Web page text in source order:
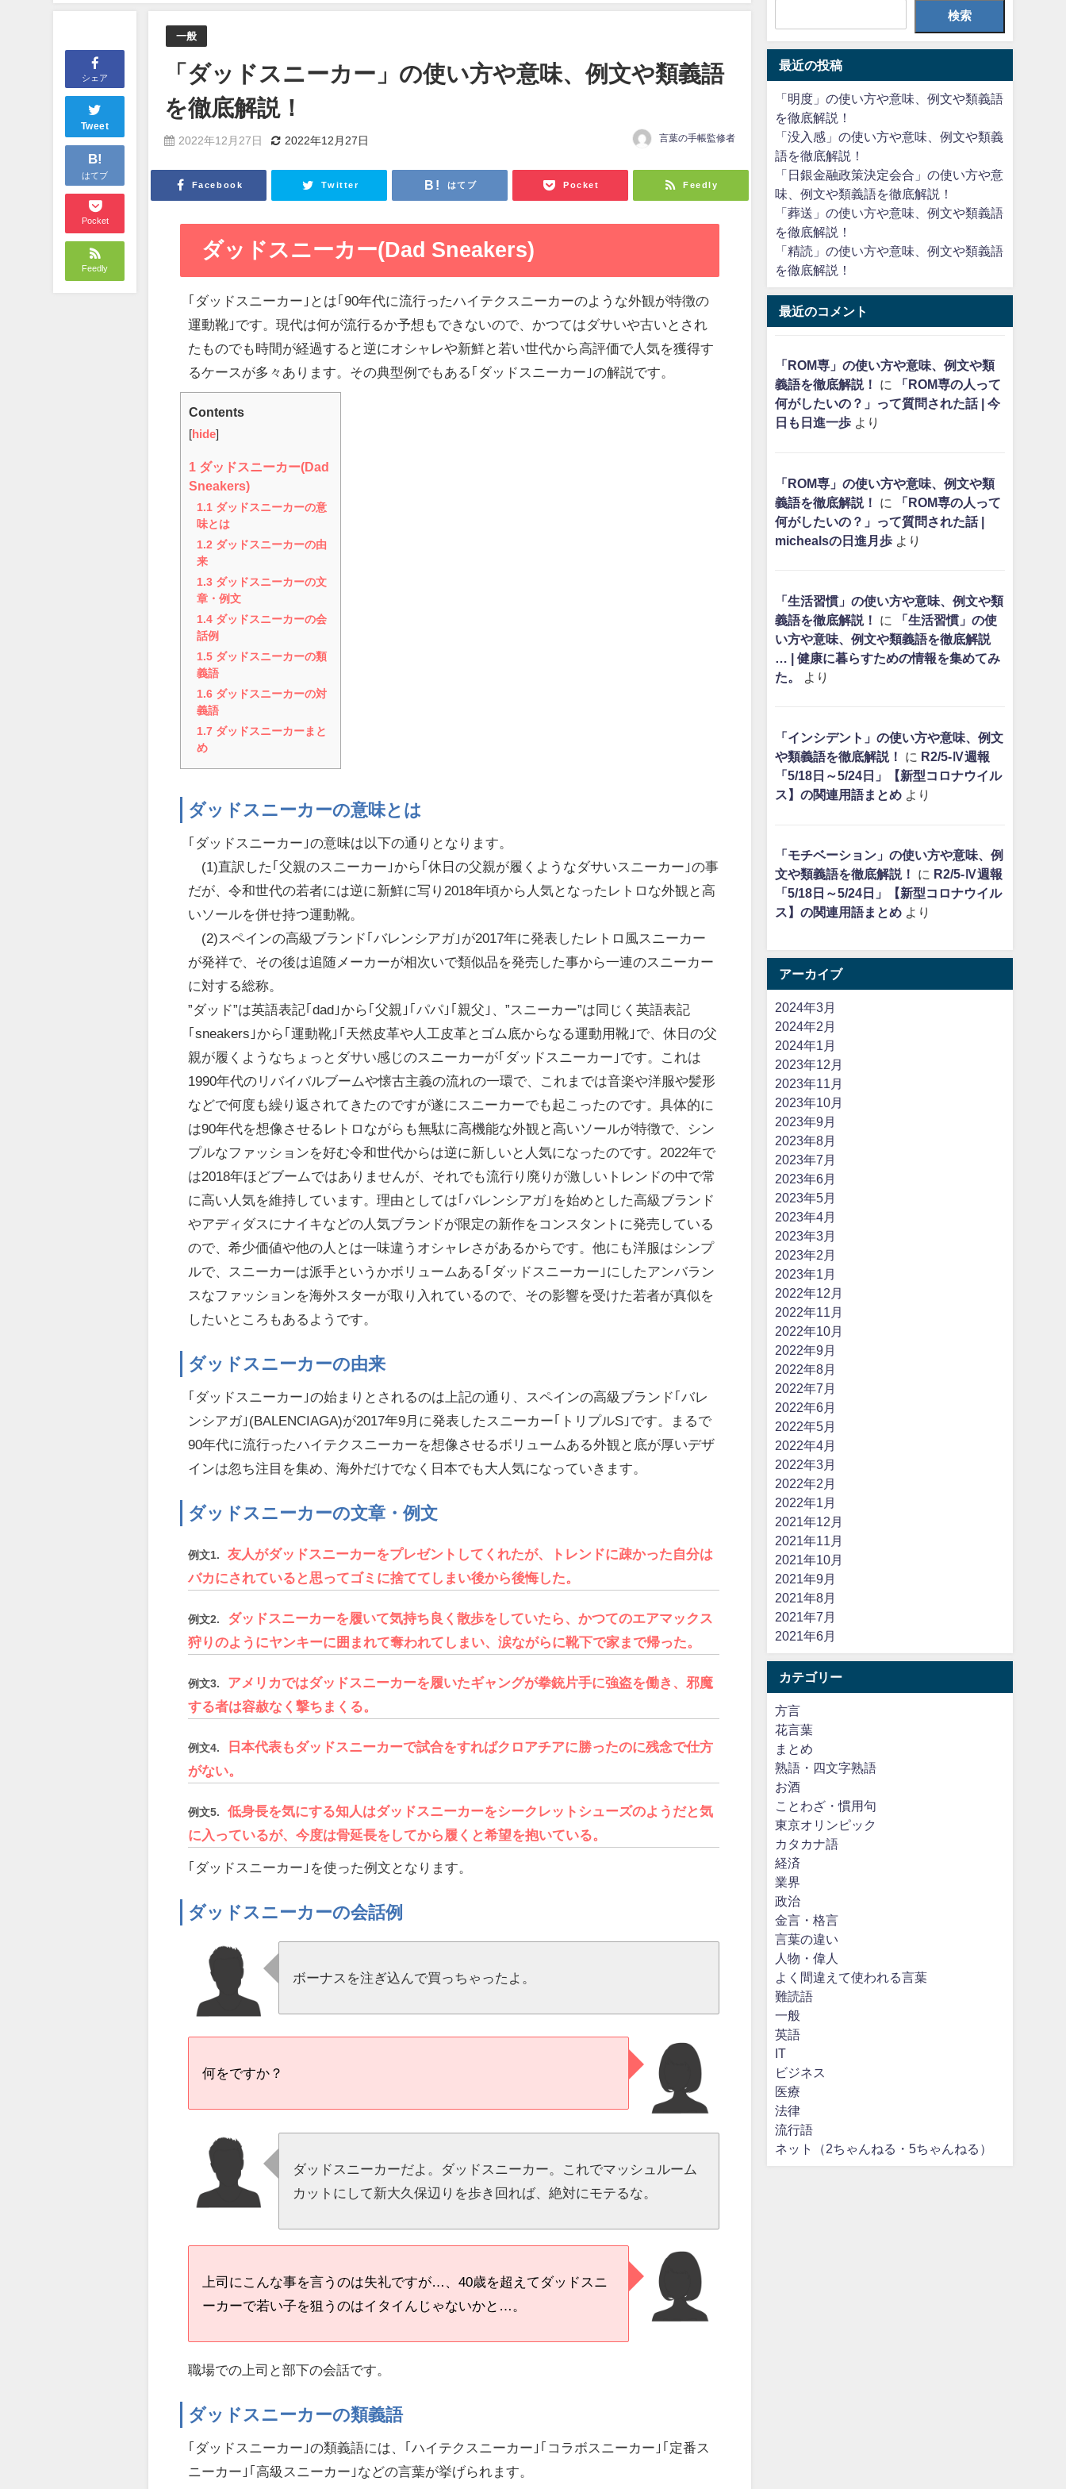
シェア
Tweet
B!
はてブ
Pocket
Feedly
一般
「ダッドスニーカー」の使い方や意味、例文や類義語
を徹底解説！
2022年12月27日 2022年12月27日 言葉の手帳監修者
Facebook Twitter はてブ Pocket Feedly
ダッドスニーカー(Dad Sneakers)
｢ダッドスニーカー｣とは｢90年代に流行ったハイテクスニーカーのような外観が特徴の
運動靴｣です。現代は何が流行るか予想もできないので、かつてはダサいや古いとされ
たものでも時間が経過すると逆にオシャレや新鮮と若い世代から高評価で人気を獲得す
るケースが多々あります。その典型例でもある｢ダッドスニーカー｣の解説です。
Contents
[ hide]
1
ダッドスニーカー(Dad
Sneakers)
1.1 ダッドスニーカーの意
味とは
1.2 ダッドスニーカーの由
来
1.3 ダッドスニーカーの文
章・例文
1.4 ダッドスニーカーの会
話例
1.5 ダッドスニーカーの類
義語
1.6 ダッドスニーカーの対
義語
1.7 ダッドスニーカーまと
め
ダッドスニーカーの意味とは
｢ダッドスニーカー｣の意味は以下の通りとなります。
(1)直訳した｢父親のスニーカー｣から｢休日の父親が履くようなダサいスニーカー｣の事
だが、令和世代の若者には逆に新鮮に写り2018年頃から人気となったレトロな外観と高
いソールを併せ持つ運動靴。
(2)スペインの高級ブランド｢バレンシアガ｣が2017年に発表したレトロ風スニーカー
が発祥で、その後は追随メーカーが相次いで類似品を発売した事から一連のスニーカー
に対する総称。
”ダッド”は英語表記｢dad｣から｢父親｣｢パパ｣｢親父｣、”スニーカー”は同じく英語表記
｢sneakers｣から｢運動靴｣｢天然皮革や人工皮革とゴム底からなる運動用靴｣で、休日の父
親が履くようなちょっとダサい感じのスニーカーが｢ダッドスニーカー｣です。これは
1990年代のリバイバルブームや懐古主義の流れの一環で、これまでは音楽や洋服や髪形
などで何度も繰り返されてきたのですが遂にスニーカーでも起こったのです。具体的に
は90年代を想像させるレトロながらも無駄に高機能な外観と高いソールが特徴で、シン
プルなファッションを好む令和世代からは逆に新しいと人気になったのです。2022年で
は2018年ほどブームではありませんが、それでも流行り廃りが激しいトレンドの中で常
に高い人気を維持しています。理由としては｢バレンシアガ｣を始めとした高級ブランド
やアディダスにナイキなどの人気ブランドが限定の新作をコンスタントに発売している
ので、希少価値や他の人とは一味違うオシャレさがあるからです。他にも洋服はシンプ
ルで、スニーカーは派手というかボリュームある｢ダッドスニーカー｣にしたアンバラン
スなファッションを海外スターが取り入れているので、その影響を受けた若者が真似を
したいところもあるようです。
ダッドスニーカーの由来
｢ダッドスニーカー｣の始まりとされるのは上記の通り、スペインの高級ブランド｢バレ
ンシアガ｣(BALENCIAGA)が2017年9月に発表したスニーカー｢トリプルS｣です。まるで
90年代に流行ったハイテクスニーカーを想像させるボリュームある外観と底が厚いデザ
インは忽ち注目を集め、海外だけでなく日本でも大人気になっていきます。
ダッドスニーカーの文章・例文
例文1.
友人がダッドスニーカーをプレゼントしてくれたが、トレンドに疎かった自分は
バカにされていると思ってゴミに捨ててしまい後から後悔した。
例文2.
ダッドスニーカーを履いて気持ち良く散歩をしていたら、かつてのエアマックス
狩りのようにヤンキーに囲まれて奪われてしまい、涙ながらに靴下で家まで帰った。
例文3.
アメリカではダッドスニーカーを履いたギャングが拳銃片手に強盗を働き、邪魔
する者は容赦なく撃ちまくる。
例文4.
日本代表もダッドスニーカーで試合をすればクロアチアに勝ったのに残念で仕方
がない。
例文5.
低身長を気にする知人はダッドスニーカーをシークレットシューズのようだと気
に入っているが、今度は骨延長をしてから履くと希望を抱いている。
｢ダッドスニーカー｣を使った例文となります。
ダッドスニーカーの会話例
ボーナスを注ぎ込んで買っちゃったよ。
何をですか？
ダッドスニーカーだよ。ダッドスニーカー。これでマッシュルーム
カットにして新大久保辺りを歩き回れば、絶対にモテるな。
上司にこんな事を言うのは失礼ですが…、40歳を超えてダッドスニ
ーカーで若い子を狙うのはイタイんじゃないかと…。
職場での上司と部下の会話です。
ダッドスニーカーの類義語
｢ダッドスニーカー｣の類義語には、｢ハイテクスニーカー｣｢コラボスニーカー｣｢定番ス
ニーカー｣｢高級スニーカー｣などの言葉が挙げられます。
検索
最近の投稿
「明度」の使い方や意味、例文や類義語
を徹底解説！
「没入感」の使い方や意味、例文や類義
語を徹底解説！
「日銀金融政策決定会合」の使い方や意
味、例文や類義語を徹底解説！
「葬送」の使い方や意味、例文や類義語
を徹底解説！
「精読」の使い方や意味、例文や類義語
を徹底解説！
最近のコメント
「ROM専」の使い方や意味、例文や類
義語を徹底解説！
に
「ROM専の人って
何がしたいの？」って質問された話 | 今
日も日進一歩より
「ROM専」の使い方や意味、例文や類
義語を徹底解説！
に
「ROM専の人って
何がしたいの？」って質問された話 |
michealsの日進月歩より
「生活習慣」の使い方や意味、例文や類
義語を徹底解説！
に
「生活習慣」の使
い方や意味、例文や類義語を徹底解説
… | 健康に暮らすための情報を集めてみ
た。
より
「インシデント」の使い方や意味、例文
や類義語を徹底解説！
に R2/5-Ⅳ週報
「5/18日～5/24日」【新型コロナウイル
ス】の関連用語まとめより
「モチベーション」の使い方や意味、例
文や類義語を徹底解説！
に R2/5-Ⅳ週報
「5/18日～5/24日」【新型コロナウイル
ス】の関連用語まとめより
アーカイブ
2024年3月
2024年2月
2024年1月
2023年12月
2023年11月
2023年10月
2023年9月
2023年8月
2023年7月
2023年6月
2023年5月
2023年4月
2023年3月
2023年2月
2023年1月
2022年12月
2022年11月
2022年10月
2022年9月
2022年8月
2022年7月
2022年6月
2022年5月
2022年4月
2022年3月
2022年2月
2022年1月
2021年12月
2021年11月
2021年10月
2021年9月
2021年8月
2021年7月
2021年6月
カテゴリー
方言
花言葉
まとめ
熟語・四文字熟語
お酒
ことわざ・慣用句
東京オリンピック
カタカナ語
経済
業界
政治
金言・格言
言葉の違い
人物・偉人
よく間違えて使われる言葉
難読語
一般
英語
IT
ビジネス
医療
法律
流行語
ネット（2ちゃんねる・5ちゃんねる）